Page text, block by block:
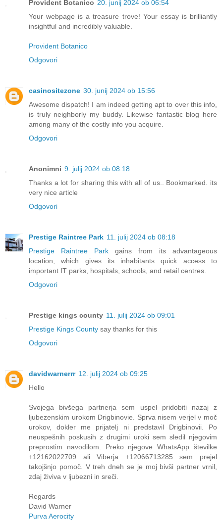
Provident Botanico 20. junij 2024 ob 06:54
Your webpage is a treasure trove! Your essay is brilliantly
insightful and incredibly valuable.
Provident Botanico
Odgovori
casinositezone 30. junij 2024 ob 15:56
Awesome dispatch! I am indeed getting apt to over this info,
is truly neighborly my buddy. Likewise fantastic blog here
among many of the costly info you acquire.
Odgovori
Anonimni 9. julij 2024 ob 08:18
Thanks a lot for sharing this with all of us.. Bookmarked. its
very nice article
Odgovori
Prestige Raintree Park 11. julij 2024 ob 08:18
Prestige Raintree Park gains from its advantageous
location, which gives its inhabitants quick access to
important IT parks, hospitals, schools, and retail centres.
Odgovori
Prestige kings county 11. julij 2024 ob 09:01
Prestige Kings County say thanks for this
Odgovori
davidwarnerrr 12. julij 2024 ob 09:25
Hello
Svojega bivšega partnerja sem uspel pridobiti nazaj z
ljubezenskim urokom Drigbinovie. Sprva nisem verjel v moč
urokov, dokler me prijatelj ni predstavil Drigbinovii. Po
neuspešnih poskusih z drugimi uroki sem sledil njegovim
preprostim navodilom. Preko njegove WhatsApp številke
+12162022709 ali Viberja +12066713285 sem prejel
takojšnjo pomoč. V treh dneh se je moj bivši partner vrnil,
zdaj živiva v ljubezni in sreči.
Regards
David Warner
Purva Aerocity